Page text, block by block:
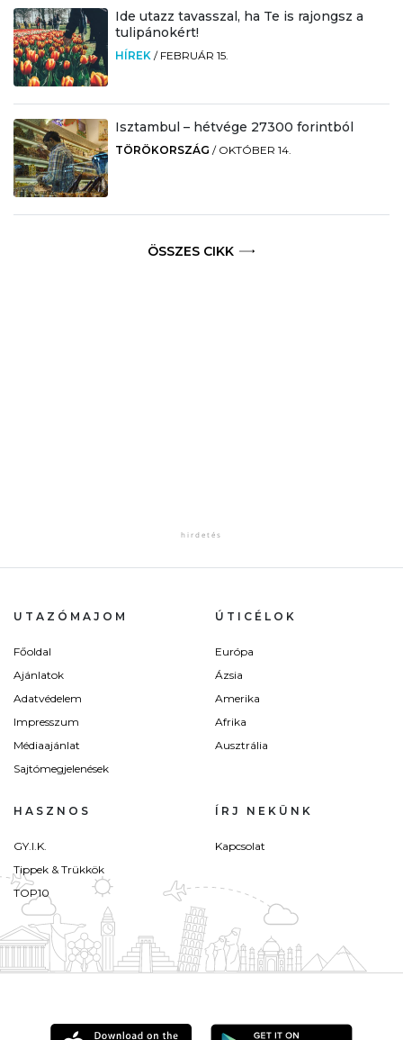
Ide utazz tavasszal, ha Te is rajongsz a
tulipánokért!
HÍREK / FEBRUÁR 15.
Isztambul – hétvége 27300 forintból
TÖRÖKORSZÁG / OKTÓBER 14.
ÖSSZES CIKK
UTAZÓMAJOM
Főoldal
Ajánlatok
Adatvédelem
Impresszum
Médiaajánlat
Sajtómegjelenések
ÚTICÉLOK
Európa
Ázsia
Amerika
Afrika
Ausztrália
HASZNOS
GY.I.K.
Tippek & Trükkök
TOP10
ÍRJ NEKÜNK
Kapcsolat